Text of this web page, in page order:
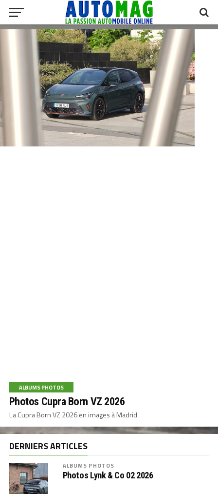
ALBUMS PHOTOS
Photos Cupra Born VZ 2026
La Cupra Born VZ 2026 en images à Madrid
DERNIERS ARTICLES
ALBUMS PHOTOS
Photos Lynk & Co 02 2026